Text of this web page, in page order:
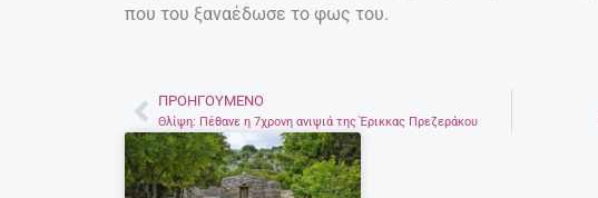
που του ξαναέδωσε το φως του.
Prev
ΠΡΟΗΓΟΎΜΕΝΟ
Θλίψη: Πέθανε η 7χρονη ανιψιά της Έρικκας Πρεζεράκου